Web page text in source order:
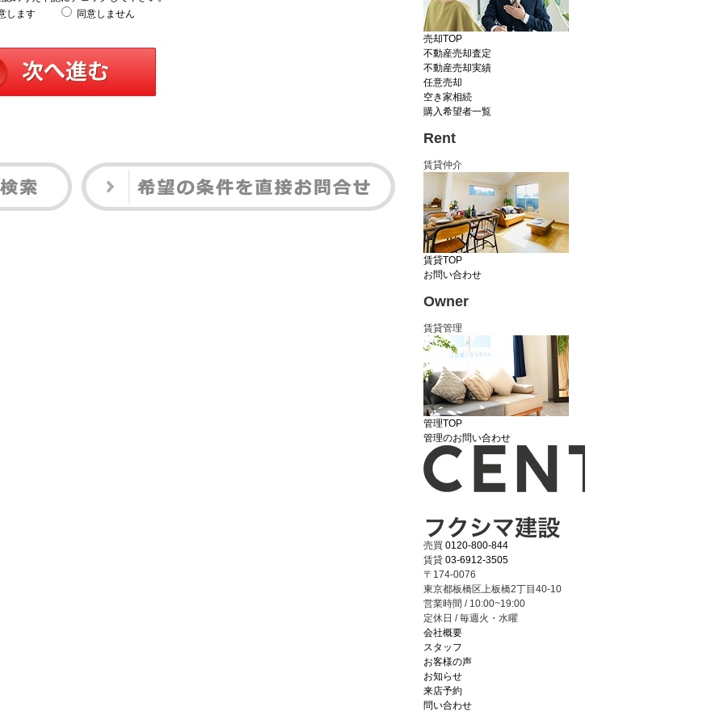
します
同意しません
売却TOP
不動産売却査定
不動産売却実績
任意売却
空き家相続
購入希望者一覧
Rent
賃貸仲介
賃貸TOP
お問い合わせ
Owner
賃貸管理
管理TOP
管理のお問い合わせ
売買 0120-800-844
賃貸 03-6912-3505
〒174-0076
東京都板橋区上板橋2丁目40-10
営業時間 / 10:00~19:00
定休日 / 毎週火・水曜
会社概要
スタッフ
お客様の声
お知らせ
来店予約
問い合わせ